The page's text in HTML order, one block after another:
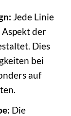
Jede Linie
der
Dies
bei
auf
Die